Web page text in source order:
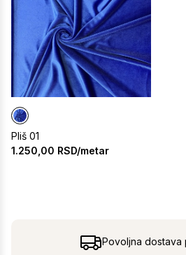
Pliš 01
1.250,00 RSD/metar
Povoljna dostava